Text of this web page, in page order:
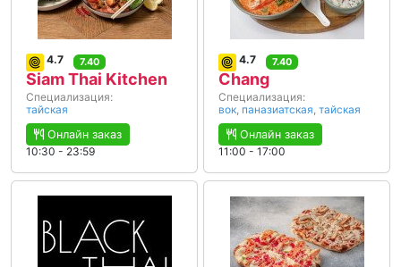
4.7 7.40
Siam Thai Kitchen
Специализация:
тайская
Онлайн заказ
10:30 - 23:59
4.7 7.40
Chang
Специализация:
вок паназиатская тайская
Онлайн заказ
11:00 - 17:00